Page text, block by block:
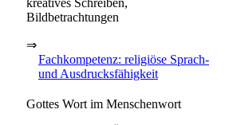
Bildbetrachtungen
⇒
Fachkompetenz: religiöse Sprach-
und Ausdrucksfähigkeit
Gottes Wort im Menschenwort